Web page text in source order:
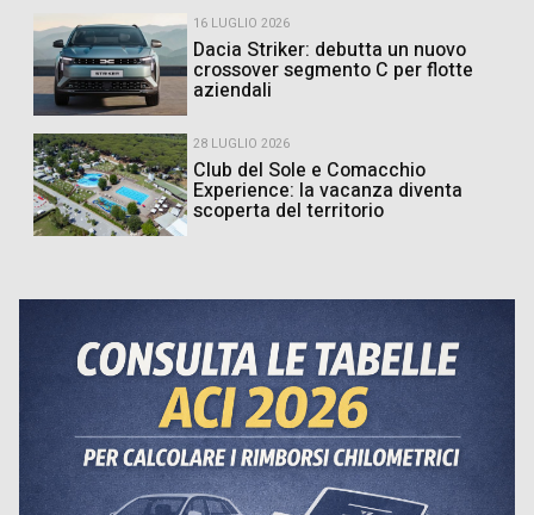
16 LUGLIO 2026
Dacia Striker: debutta un nuovo
crossover segmento C per flotte
aziendali
28 LUGLIO 2026
Club del Sole e Comacchio
Experience: la vacanza diventa
scoperta del territorio